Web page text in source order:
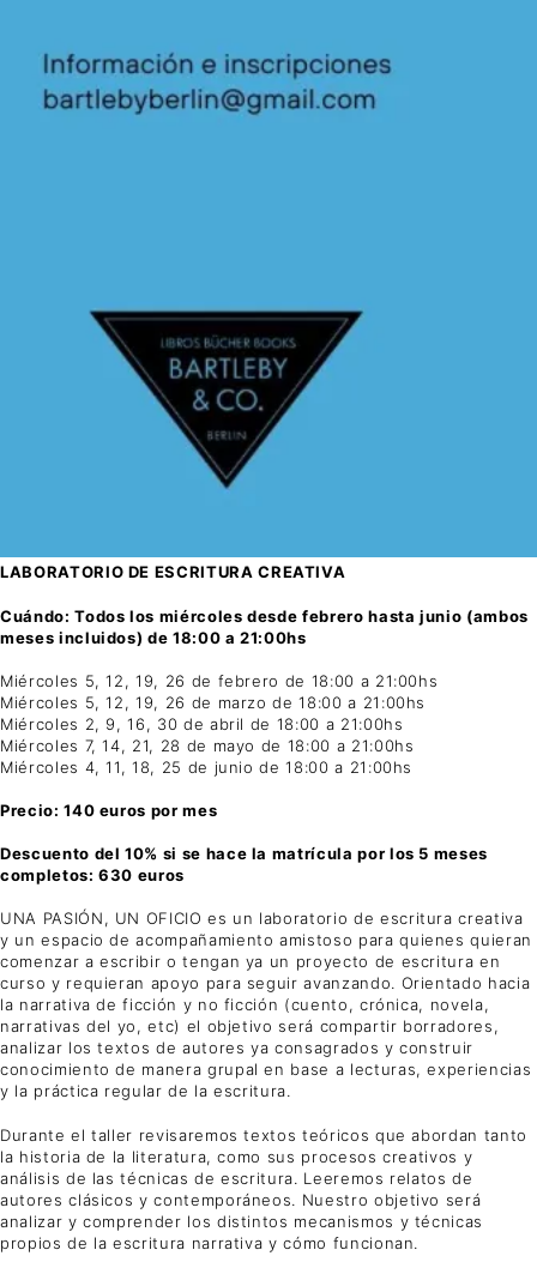
LABORATORIO DE ESCRITURA CREATIVA
Cuándo: Todos los miércoles desde febrero hasta junio (ambos
meses incluidos) de 18:00 a 21:00hs
Miércoles 5, 12, 19, 26 de febrero de 18:00 a 21:00hs
Miércoles 5, 12, 19, 26 de marzo de 18:00 a 21:00hs
Miércoles 2, 9, 16, 30 de abril de 18:00 a 21:00hs
Miércoles 7, 14, 21, 28 de mayo de 18:00 a 21:00hs
Miércoles 4, 11, 18, 25 de junio de 18:00 a 21:00hs
Precio: 140 euros por mes
Descuento del 10% si se hace la matrícula por los 5 meses
completos: 630 euros
UNA PASIÓN, UN OFICIO es un laboratorio de escritura creativa
y un espacio de acompañamiento amistoso para quienes quieran
comenzar a escribir o tengan ya un proyecto de escritura en
curso y requieran apoyo para seguir avanzando. Orientado hacia
la narrativa de ficción y no ficción (cuento, crónica, novela,
narrativas del yo, etc) el objetivo será compartir borradores,
analizar los textos de autores ya consagrados y construir
conocimiento de manera grupal en base a lecturas, experiencias
y la práctica regular de la escritura.
Durante el taller revisaremos textos teóricos que abordan tanto
la historia de la literatura, como sus procesos creativos y
análisis de las técnicas de escritura. Leeremos relatos de
autores clásicos y contemporáneos. Nuestro objetivo será
analizar y comprender los distintos mecanismos y técnicas
propios de la escritura narrativa y cómo funcionan.